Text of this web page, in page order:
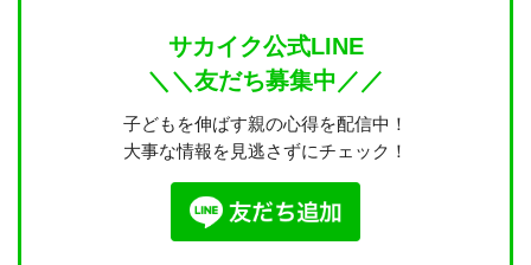
サカイク公式LINE
＼＼友だち募集中／／
子どもを伸ばす親の心得を配信中！
大事な情報を見逃さずにチェック！